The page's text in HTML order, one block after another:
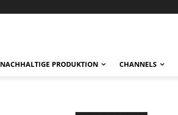
NACHHALTIGE PRODUKTION CHANNELS